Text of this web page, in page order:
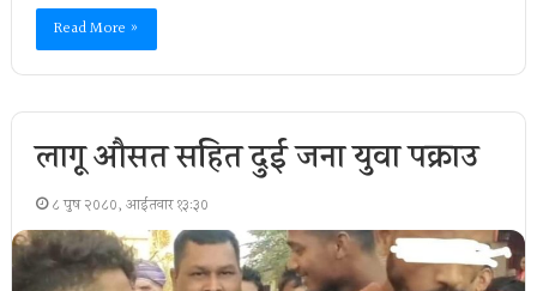
Read More »
लागू औसत सहित दुई जना युवा पक्राउ
८ पुष २०८०, आईतवार १३:३०